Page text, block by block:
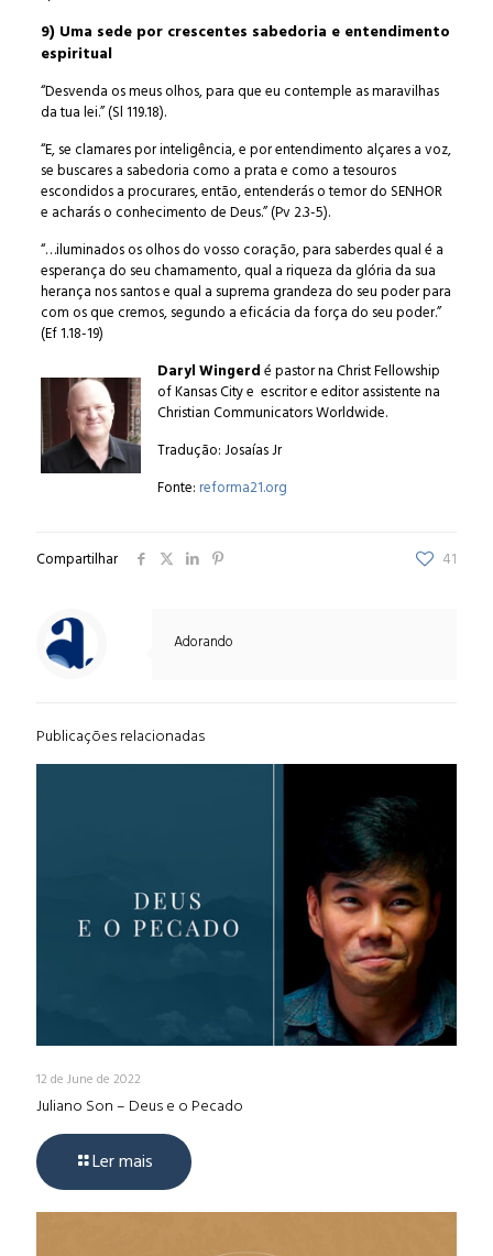
9) Uma sede por crescentes sabedoria e entendimento
espiritual
“Desvenda os meus olhos, para que eu contemple as maravilhas
da tua lei.” (Sl 119.18).
“E, se clamares por inteligência, e por entendimento alçares a voz,
se buscares a sabedoria como a prata e como a tesouros
escondidos a procurares, então, entenderás o temor do SENHOR
e acharás o conhecimento de Deus.” (Pv 2.3-5).
“…iluminados os olhos do vosso coração, para saberdes qual é a
esperança do seu chamamento, qual a riqueza da glória da sua
herança nos santos e qual a suprema grandeza do seu poder para
com os que cremos, segundo a eficácia da força do seu poder.”
(Ef 1.18-19)
Daryl Wingerdé pastor na Christ Fellowship
of Kansas City e escritor e editor assistente na
Christian Communicators Worldwide.
Tradução: Josaías Jr
Fonte: reforma21.org
Compartilhar 41
Adorando
Publicações relacionadas
12 de June de 2022
Juliano Son – Deus e o Pecado
Ler mais